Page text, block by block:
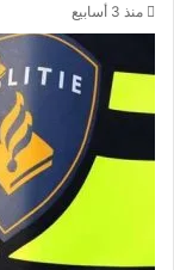
منذ 3 أسابيع